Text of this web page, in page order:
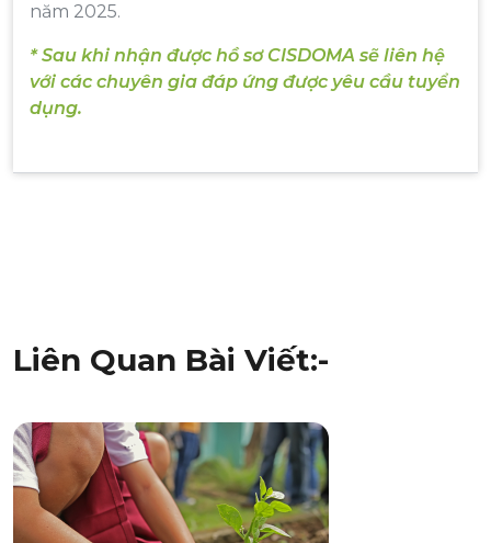
năm 2025.
* Sau khi nhận được hồ sơ CISDOMA sẽ liên hệ
với các chuyên gia đáp ứng được yêu cầu tuyển
dụng.
viết
Liên Quan Bài Viết:-